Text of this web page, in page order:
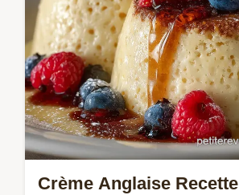
Crème Anglaise Recette